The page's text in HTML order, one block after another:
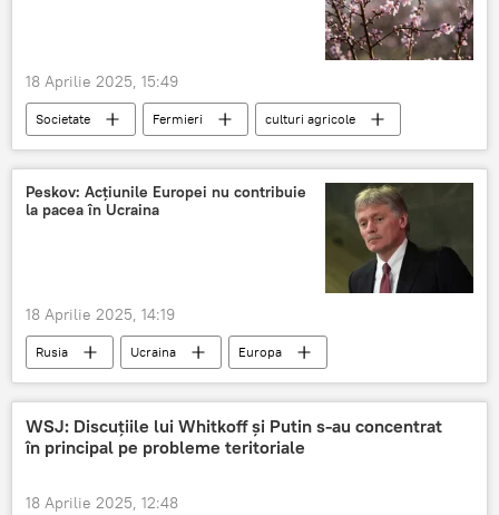
18 Aprilie 2025, 15:49
Societate Fermieri
culturi agricole
înghețuri
Guvern
Peskov: Acțiunile Europei nu contribuie
la pacea în Ucraina
18 Aprilie 2025, 14:19
Rusia Ucraina
Europa
Conflict
Dmitri Peskov
WSJ: Discuțiile lui Whitkoff și Putin s-au concentrat
în principal pe probleme teritoriale
18 Aprilie 2025, 12:48